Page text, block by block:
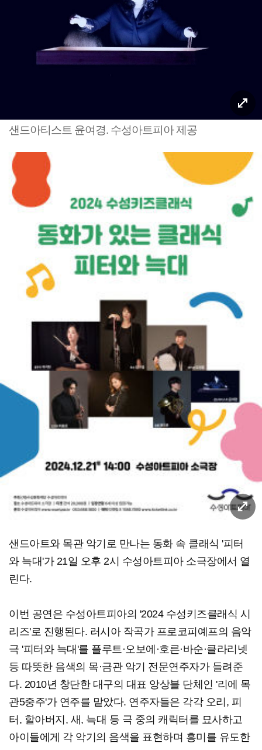
샌드아티스트 윤여경. 수성아트피아 제공
샌드아트와 목관 악기로 만나는 동화 속 클래식 '피터
와 늑대'가 21일 오후 2시 수성아트피아 소극장에서 열
린다.
이번 공연은 수성아트피아의 '2024 수성키즈클래식 시
리즈'로 진행된다. 러시아 작곡가 프로코피예프의 음악
극 '피터와 늑대'를 플루트·오보에·호른·바순·클라리넷
등 따뜻한 음색의 목·금관 악기 전문연주자가 들려준
다. 2010년 창단한 대구의 대표 앙상블 단체인 '리에 목
관5중주'가 연주를 맡았다. 연주자들은 각각 오리, 피
터, 할아버지, 새, 늑대 등 극 중의 캐릭터를 묘사하고
아이들에게 각 악기의 음색을 표현하며 흥미를 유도한